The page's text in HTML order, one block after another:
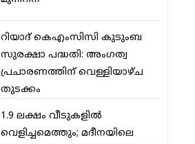
റിയാദ് കെഎംസിസി കുടുംബ
സുരക്ഷാ പദ്ധതി: അംഗത്വ
പ്രചാരണത്തിന് വെള്ളിയാഴ്ച
തുടക്കം
1.9 ലക്ഷം വീടുകളില്‍
വെളിച്ചമെത്തും; മദീനയിലെ